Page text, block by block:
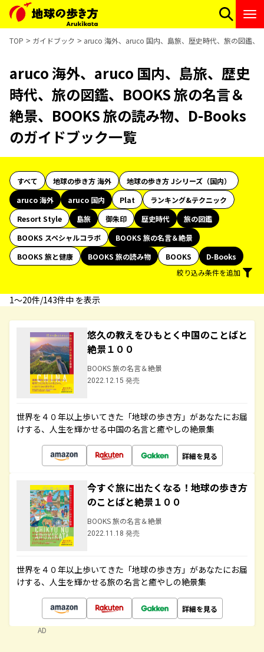
TOP ガイドブック aruco 海外、aruco 国内、島旅、歴史時代、旅の図鑑、
aruco 海外、aruco 国内、島旅、歴史
時代、旅の図鑑、BOOKS 旅の名言＆
絶景、BOOKS 旅の読み物、D-Books
のガイドブック一覧
すべて 地球の歩き方 海外
地球の歩き方 Jシリーズ（国内）
aruco 海外
aruco 国内 Plat
ランキング&テクニック
Resort Style
島旅 御朱印 歴史時代
旅の図鑑
BOOKS スペシャルコラボ
BOOKS 旅の名言＆絶景
BOOKS 旅と健康
BOOKS 旅の読み物 BOOKS
D-Books
絞り込み条件を追加
1〜20件/143件中 を表示
悠久の教えをひもとく中国のことばと
絶景１００
BOOKS 旅の名言＆絶景
2022.12.15 発売
世界を４０年以上歩いてきた「地球の歩き方」があなたにお届
けする、人生を輝かせる中国の名言と癒やしの絶景集
詳細を見る
今すぐ旅に出たくなる！地球の歩き方
のことばと絶景１００
BOOKS 旅の名言＆絶景
2022.11.18 発売
世界を４０年以上歩いてきた「地球の歩き方」があなたにお届
けする、人生を輝かせる旅の名言と癒やしの絶景集
詳細を見る
AD